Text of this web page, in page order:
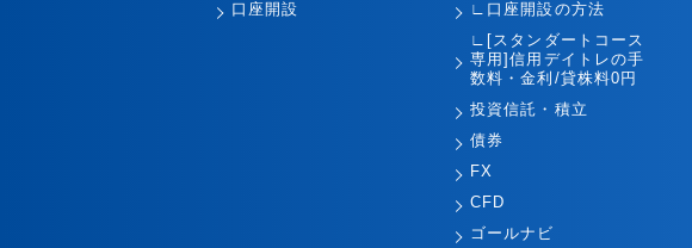
口座開設
∟口座開設の方法
∟[スタンダートコース
専用]信用デイトレの手
数料・金利/貸株料0円
投資信託・積立
債券
FX
CFD
ゴールナビ